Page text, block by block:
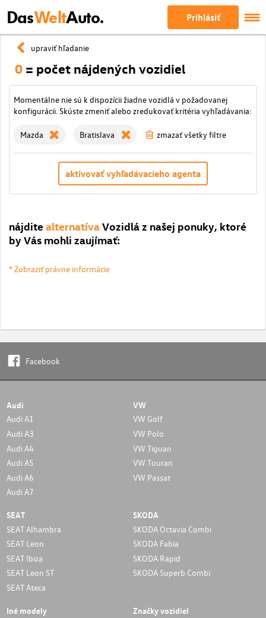
DasWeltAuto. Prihlásiť
upraviť hľadanie
0 = počet nájdených vozidiel
Momentálne nie sú k dispozícii žiadne vozidlá v požadovanej
konfigurácii. Skúste zmeniť alebo zredukovať kritéria vyhľadávania:
Mazda Bratislava zmazať všetky filtre
aktivovať vyhľadávacieho agenta
nájdite alternatívaVozidlá z našej ponuky, ktoré
by Vás mohli zaujímať:
* Zobraziť právne informácie
Facebook
Audi
Audi A1
Audi A3
Audi A4
Audi A5
Audi A6
Audi A7
VW
VW Golf
VW Polo
VW Tiguan
VW Touran
VW Passat
SEAT
SEAT Alhambra
SEAT Leon
SEAT Ibiza
SEAT Leon ST
SEAT Ateca
SKODA
SKODA Octavia Combi
SKODA Fabia
SKODA Rapid
SKODA Superb Combi
Iné modely Značky vozidiel